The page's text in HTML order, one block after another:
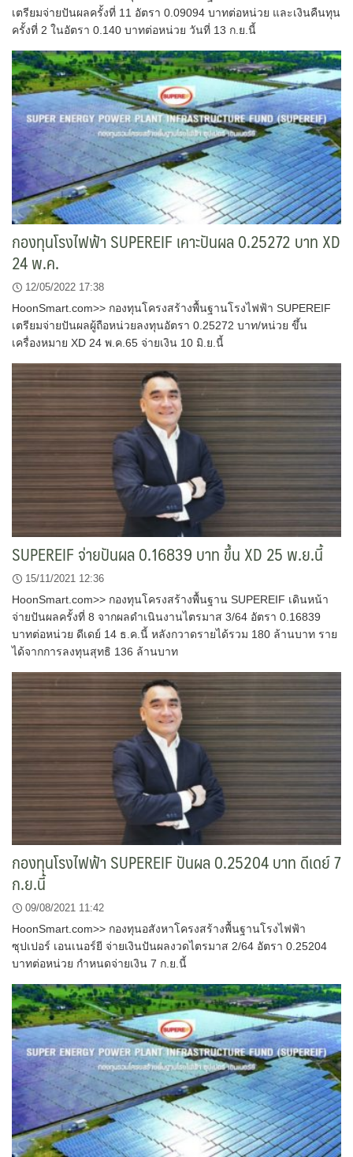
เตรียมจ่ายปันผลครั้งที่ 11 อัตรา 0.09094 บาทต่อหน่วย และเงินคืนทุน
ครั้งที่ 2 ในอัตรา 0.140 บาทต่อหน่วย วันที่ 13 ก.ย.นี้
กองทุนโรงไฟฟ้า SUPEREIF เคาะปันผล 0.25272 บาท XD
24 พ.ค.
12/05/2022 17:38
HoonSmart.com>> กองทุนโครงสร้างพื้นฐานโรงไฟฟ้า SUPEREIF
เตรียมจ่ายปันผลผู้ถือหน่วยลงทุนอัตรา 0.25272 บาท/หน่วย ขึ้น
เครื่องหมาย XD 24 พ.ค.65 จ่ายเงิน 10 มิ.ย.นี้
SUPEREIF จ่ายปันผล 0.16839 บาท ขึ้น XD 25 พ.ย.นี้
15/11/2021 12:36
HoonSmart.com>> กองทุนโครงสร้างพื้นฐาน SUPEREIF เดินหน้า
จ่ายปันผลครั้งที่ 8 จากผลดำเนินงานไตรมาส 3/64 อัตรา 0.16839
บาทต่อหน่วย ดีเดย์ 14 ธ.ค.นี้ หลังกวาดรายได้รวม 180 ล้านบาท ราย
ได้จากการลงทุนสุทธิ 136 ล้านบาท
กองทุนโรงไฟฟ้า SUPEREIF ปันผล 0.25204 บาท ดีเดย์ 7
ก.ย.นี้
09/08/2021 11:42
HoonSmart.com>> กองทุนอสังหาโครงสร้างพื้นฐานโรงไฟฟ้า
ซุปเปอร์ เอนเนอร์ยี จ่ายเงินปันผลงวดไตรมาส 2/64 อัตรา 0.25204
บาทต่อหน่วย กำหนดจ่ายเงิน 7 ก.ย.นี้